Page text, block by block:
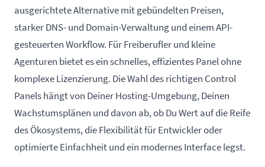
ausgerichtete Alternative mit gebündelten Preisen,
starker DNS- und Domain-Verwaltung und einem API-
gesteuerten Workflow. Für Freiberufler und kleine
Agenturen bietet es ein schnelles, effizientes Panel ohne
komplexe Lizenzierung. Die Wahl des richtigen Control
Panels hängt von Deiner Hosting-Umgebung, Deinen
Wachstumsplänen und davon ab, ob Du Wert auf die Reife
des Ökosystems, die Flexibilität für Entwickler oder
optimierte Einfachheit und ein modernes Interface legst.